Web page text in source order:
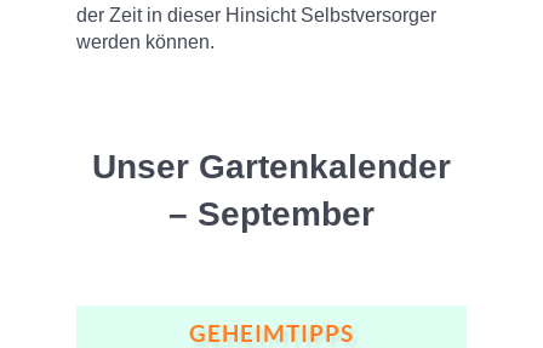
der Zeit in dieser Hinsicht Selbstversorger
werden können.
Unser Gartenkalender
– September
GEHEIMTIPPS